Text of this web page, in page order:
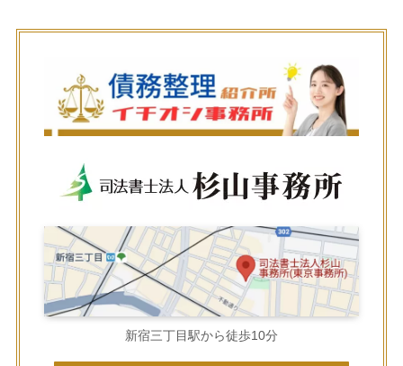
新宿三丁目駅から徒歩10分